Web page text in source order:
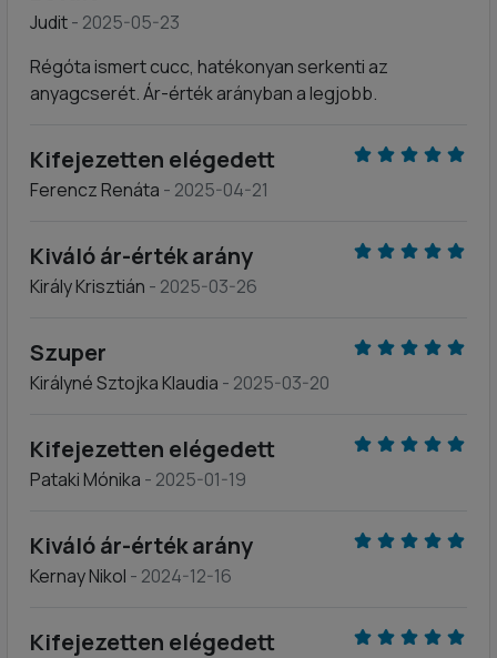
Judit- 2025-05-23
Régóta ismert cucc, hatékonyan serkenti az
anyagcserét. Ár-érték arányban a legjobb.
Kifejezetten elégedett
Ferencz Renáta - 2025-04-21
Kiváló ár-érték arány
Király Krisztián - 2025-03-26
Szuper
Királyné Sztojka Klaudia - 2025-03-20
Kifejezetten elégedett
Pataki Mónika - 2025-01-19
Kiváló ár-érték arány
Kernay Nikol - 2024-12-16
Kifejezetten elégedett